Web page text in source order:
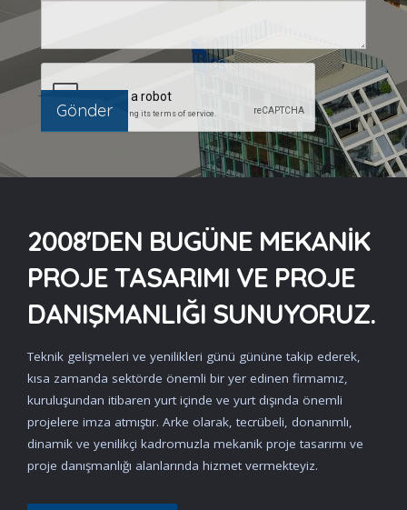
2008'DEN BUGÜNE MEKANIK
PROJE TASARIMI VE PROJE
DANIŞMANLIĞI SUNUYORUZ.
Teknik gelişmeleri ve yenilikleri günü gününe takip ederek,
kısa zamanda sektörde önemli bir yer edinen firmamız,
kuruluşundan itibaren yurt içinde ve yurt dışında önemli
projelere imza atmıştır. Arke olarak, tecrübeli, donanımlı,
dinamik ve yenilikçi kadromuzla mekanik proje tasarımı ve
proje danışmanlığı alanlarında hizmet vermekteyiz.